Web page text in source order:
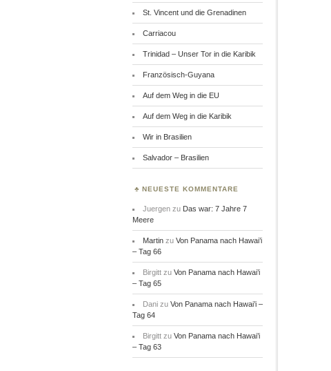
St. Vincent und die Grenadinen
Carriacou
Trinidad – Unser Tor in die Karibik
Französisch-Guyana
Auf dem Weg in die EU
Auf dem Weg in die Karibik
Wir in Brasilien
Salvador – Brasilien
NEUESTE KOMMENTARE
Juergenzu Das war: 7 Jahre 7
Meere
Martinzu Von Panama nach Hawai’i
– Tag 66
Birgittzu Von Panama nach Hawai’i
– Tag 65
Danizu Von Panama nach Hawai’i –
Tag 64
Birgittzu Von Panama nach Hawai’i
– Tag 63